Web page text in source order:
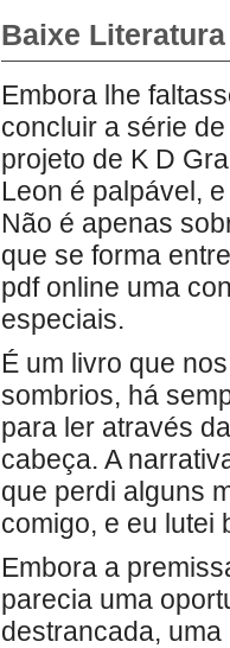
Baixe
Embora lhe
concluir a série
projeto de K D
Leon é palpável,
Não é apenas
que se forma
pdf online uma
especiais.
É um livro que
sombrios, há
para ler através
cabeça. A
que perdi alguns
comigo, e eu lutei
Embora a
parecia uma
destrancada,